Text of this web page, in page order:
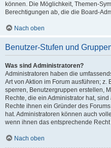
können. Die Möglichkeit, Themen-
Berechtigungen ab, die die Board-
Nach oben
Benutzer-Stufen und
Was sind Administratoren?
Administratoren haben die
Art von Aktion im Forum ausführen;
sperren, Benutzergruppen erstellen,
Rechte, die ein Administrator hat,
Rechte ihnen ein Gründer des
hat. Administratoren können auch
wenn ihnen das entsprechende
Nach oben